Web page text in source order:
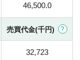
46,500.0
売買代金(千円)
32,723